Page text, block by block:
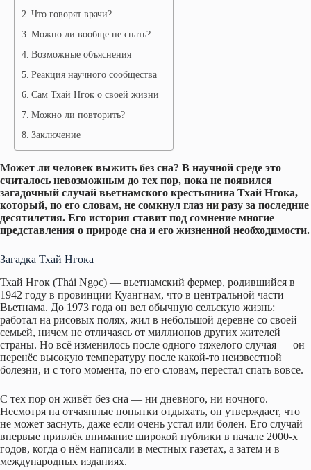
Что говорят врачи?
Можно ли вообще не спать?
Возможные объяснения
Реакция научного сообщества
Сам Тхай Нгок о своей жизни
Можно ли повторить?
Заключение
Может ли человек выжить без сна? В научной среде это
считалось невозможным до тех пор, пока не появился
загадочный случай вьетнамского крестьянина Тхай Нгока,
который, по его словам, не сомкнул глаз ни разу за последние
десятилетия. Его история ставит под сомнение многие
представления о природе сна и его жизненной необходимости.
Загадка Тхай Нгока
Тхай Нгок (Thái Ngọc) — вьетнамский фермер, родившийся в
1942 году в провинции Куангнам, что в центральной части
Вьетнама. До 1973 года он вел обычную сельскую жизнь:
работал на рисовых полях, жил в небольшой деревне со своей
семьей, ничем не отличаясь от миллионов других жителей
страны. Но всё изменилось после одного тяжелого случая — он
перенёс высокую температуру после какой-то неизвестной
болезни, и с того момента, по его словам, перестал спать вовсе.
С тех пор он живёт без сна — ни дневного, ни ночного.
Несмотря на отчаянные попытки отдыхать, он утверждает, что
не может заснуть, даже если очень устал или болен. Его случай
впервые привлёк внимание широкой публики в начале 2000-х
годов, когда о нём написали в местных газетах, а затем и в
международных изданиях.